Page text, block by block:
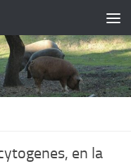
en la